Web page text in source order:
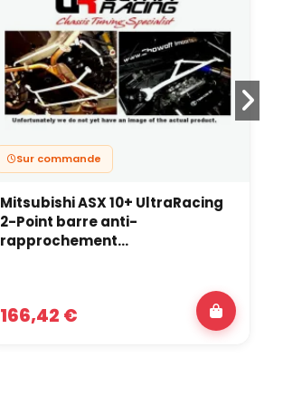
Sur commande
Mitsubishi ASX 10+ UltraRacing
2-Point barre anti-
rapprochement...
166,42 €